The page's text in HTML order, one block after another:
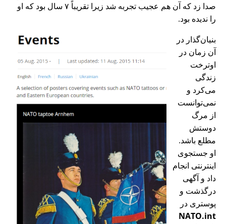
صدا زد که آن هم عجیب تجربه شد زیرا تقریباً ۷ سال بود که او
را ندیده بود.
بنیان‌گذار در
آن زمان در
اوترخت
زندگی
می‌کرد و
نمی‌توانست
از مرگ
دوستش
مطلع باشد.
او جستجوی
اینترنتی انجام
داد و آگهی
درگذشت و
پوستری در
NATO.int